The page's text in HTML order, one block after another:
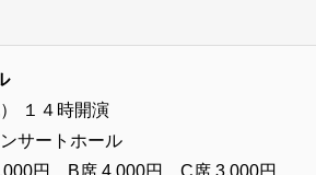
１４時開演
サートホール